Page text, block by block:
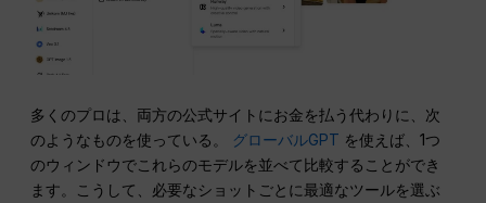
多くのプロは、両方の公式サイトにお金を払う代わりに、次
のようなものを使っている。 グローバルGPT を使えば、1つ
のウィンドウでこれらのモデルを並べて比較することができ
ます。こうして、必要なショットごとに最適なツールを選ぶ